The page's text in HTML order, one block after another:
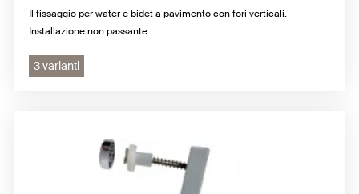
Il fissaggio per water e bidet a pavimento con fori verticali.
Installazione non passante
3 varianti